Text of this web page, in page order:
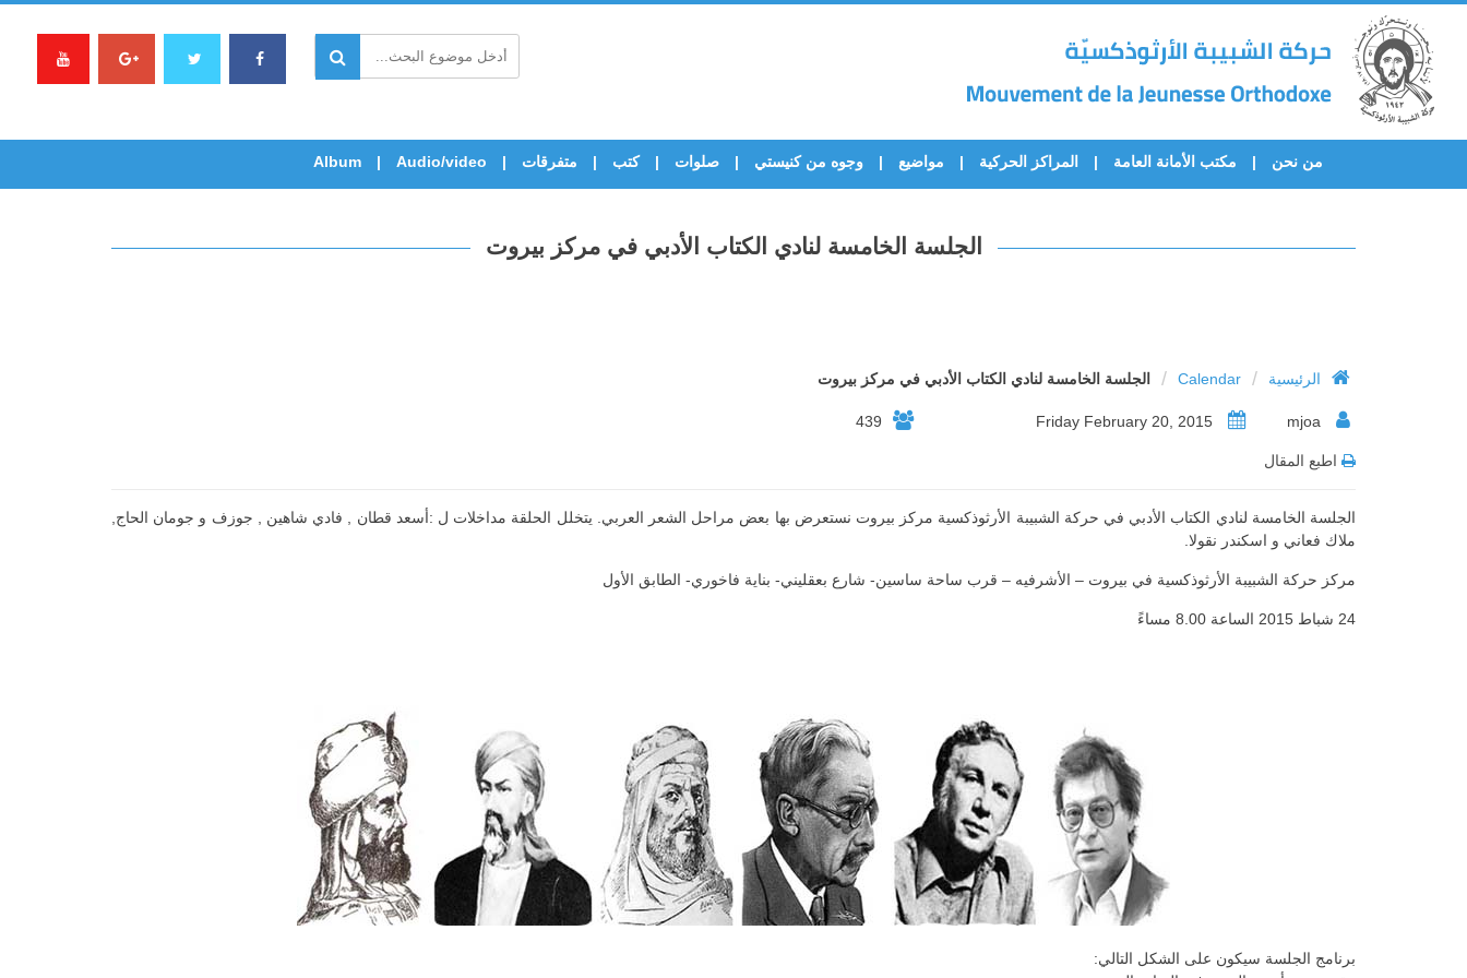
من نحن مكتب الأمانة العامة المراكز الحركية مواضيع وجوه من كنيستي صلوات كتب متفرقات Audio/video
Album
الجلسة الخامسة لنادي الكتاب الأدبي في مركز بيروت
الرئيسية /
Calendar
/ الجلسة الخامسة لنادي الكتاب الأدبي في مركز بيروت
439
اطبع المقال
الجلسة الخامسة لنادي الكتاب الأدبي في حركة الشبيبة الأرثوذكسية مركز بيروت نستعرض بها بعض مراحل الشعر العربي. يتخلل الحلقة مداخلات ل :أسعد قطان , فادي شاهين , جوزف و جومان الحاج,
ملاك فعاني و اسكندر نقولا.
مركز حركة الشبيبة الأرثوذكسية في بيروت – الأشرفيه – قرب ساحة ساسين- شارع بعقليني- بناية فاخوري- الطابق الأول
24 شباط 2015 الساعة 8.00 مساءً
برنامج الجلسة سيكون على الشكل التالي: